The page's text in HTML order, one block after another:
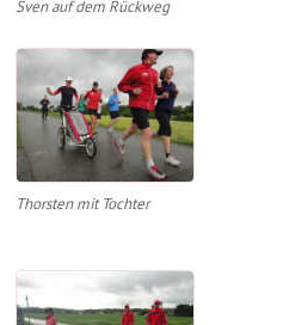
Sven auf dem Rückweg
Thorsten mit Tochter